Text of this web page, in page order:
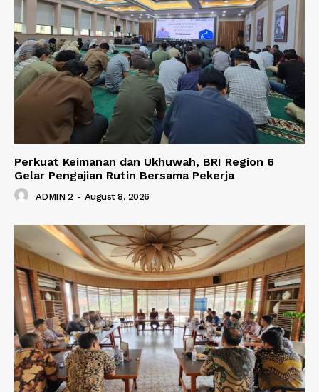
Perkuat Keimanan dan Ukhuwah, BRI Region 6
Gelar Pengajian Rutin Bersama Pekerja
ADMIN 2 - August 8, 2026